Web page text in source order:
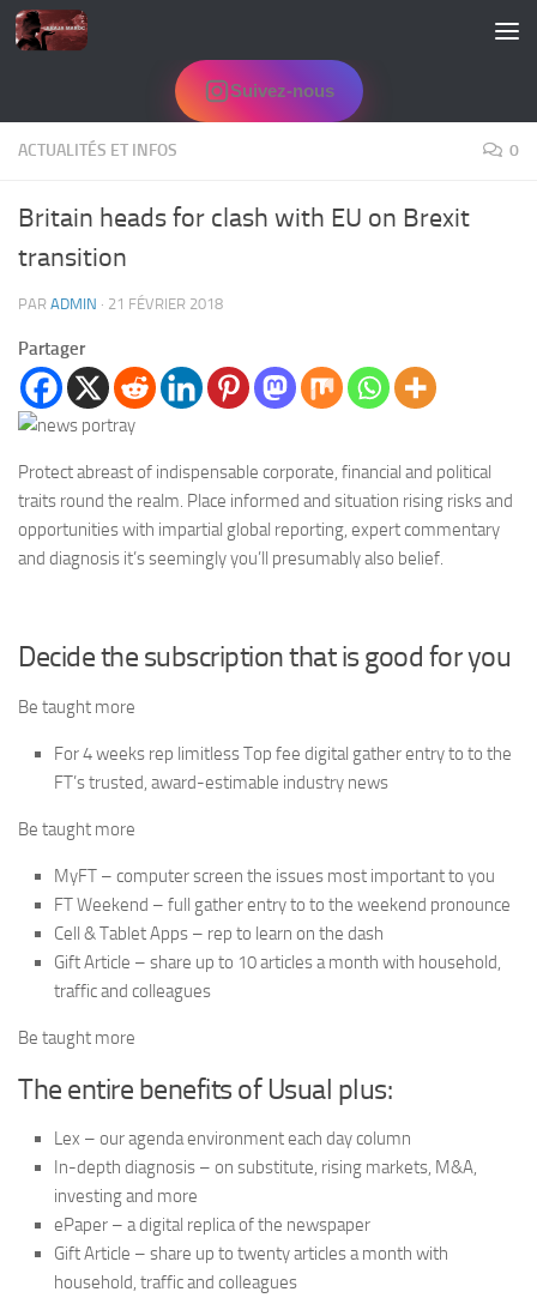
Skip to content
Suivez-nous
ACTUALITÉS ET INFOS 0
Britain heads for clash with EU on Brexit
transition
PAR ADMIN · 21 FÉVRIER 2018
Partager
Protect abreast of indispensable corporate, financial and political
traits round the realm. Place informed and situation rising risks and
opportunities with impartial global reporting, expert commentary
and diagnosis it’s seemingly you’ll presumably also belief.
Decide the subscription that is good for you
Be taught more
For 4 weeks rep limitless Top fee digital gather entry to to the
FT’s trusted, award-estimable industry news
Be taught more
MyFT – computer screen the issues most important to you
FT Weekend – full gather entry to to the weekend pronounce
Cell & Tablet Apps – rep to learn on the dash
Gift Article – share up to 10 articles a month with household,
traffic and colleagues
Be taught more
The entire benefits of Usual plus:
Lex – our agenda environment each day column
In-depth diagnosis – on substitute, rising markets, M&A,
investing and more
ePaper – a digital replica of the newspaper
Gift Article – share up to twenty articles a month with
household, traffic and colleagues